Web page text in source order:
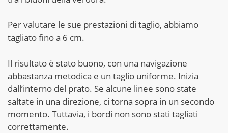
Per valutare le sue prestazioni di taglio, abbiamo
tagliato fino a 6 cm.
Il risultato è stato buono, con una navigazione
abbastanza metodica e un taglio uniforme. Inizia
dall’interno del prato. Se alcune linee sono state
saltate in una direzione, ci torna sopra in un secondo
momento. Tuttavia, i bordi non sono stati tagliati
correttamente.